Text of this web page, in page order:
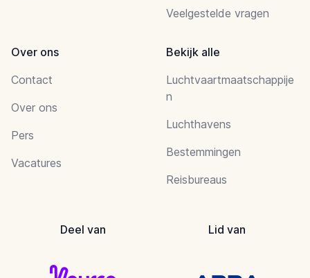
Veelgestelde vragen
Over ons
Contact
Over ons
Pers
Vacatures
Bekijk alle
Luchtvaartmaatschappije
n
Luchthavens
Bestemmingen
Reisbureaus
Deel van Lid van